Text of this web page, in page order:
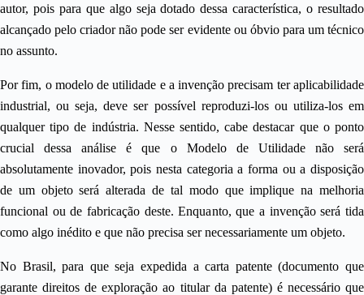
autor, pois para que algo seja dotado dessa característica, o resultado
alcançado pelo criador não pode ser evidente ou óbvio para um técnico
no assunto.
Por fim, o modelo de utilidade e a invenção precisam ter aplicabilidade
industrial, ou seja, deve ser possível reproduzi-los ou utiliza-los em
qualquer tipo de indústria. Nesse sentido, cabe destacar que o ponto
crucial dessa análise é que o Modelo de Utilidade não será
absolutamente inovador, pois nesta categoria a forma ou a disposição
de um objeto será alterada de tal modo que implique na melhoria
funcional ou de fabricação deste. Enquanto, que a invenção será tida
como algo inédito e que não precisa ser necessariamente um objeto.
No Brasil, para que seja expedida a carta patente (documento que
garante direitos de exploração ao titular da patente) é necessário que